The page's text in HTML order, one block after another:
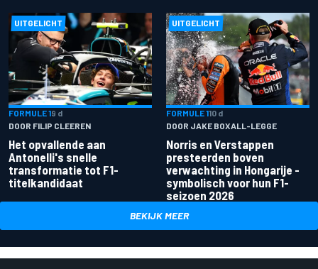
UITGELICHT
FORMULE 19 d
DOOR FILIP CLEEREN
Het opvallende aan
Antonelli's snelle
transformatie tot F1-
titelkandidaat
UITGELICHT
FORMULE 110 d
DOOR JAKE BOXALL-LEGGE
Norris en Verstappen
presteerden boven
verwachting in Hongarije -
symbolisch voor hun F1-
seizoen 2026
BEKIJK MEER